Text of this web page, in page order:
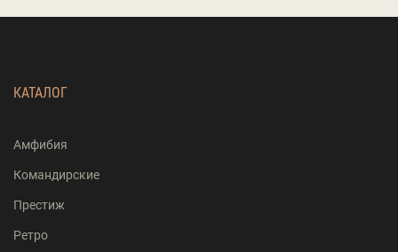
КАТАЛОГ
Амфибия
Командирские
Престиж
Ретро